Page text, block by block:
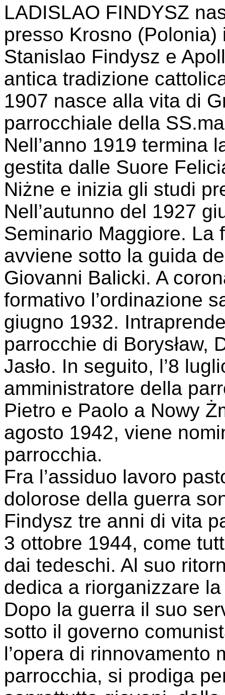
LADISLAO FINDYSZ
presso Krosno
Stanislao Findysz e
antica tradizione
1907 nasce alla vita di
parrocchiale della
Nell’anno 1919 termina
gestita dalle Suore
Niżne e inizia gli studi
Nell’autunno del 1927
Seminario Maggiore. La
avviene sotto la guida
Giovanni Balicki. A
formativo l’ordinazione
giugno 1932.
parrocchie di Borysław,
Jasło. In seguito, l’8
amministratore della
Pietro e Paolo a Nowy
agosto 1942, viene
parrocchia.
Fra l’assiduo lavoro
dolorose della guerra
Findysz tre anni di vita
3 ottobre 1944, come
dai tedeschi. Al suo
dedica a riorganizzare
Dopo la guerra il suo
sotto il governo
l’opera di rinnovamento
parrocchia, si prodiga